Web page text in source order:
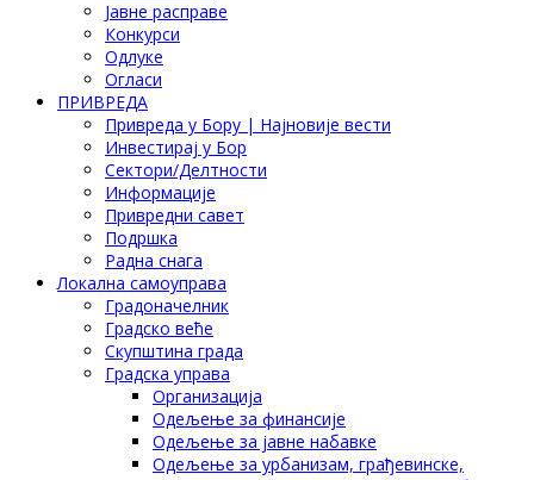
Јавне расправе
Конкурси
Одлуке
Огласи
ПРИВРЕДА
Привреда у Бору | Најновије вести
Инвестирај у Бор
Сектори/Делтности
Информације
Привредни савет
Подршка
Радна снага
Локална самоуправа
Градоначелник
Градско веће
Скупштина града
Градска управа
Организација
Одељење за финансије
Одељење за јавне набавке
Одељење за урбанизам, грађевинске,